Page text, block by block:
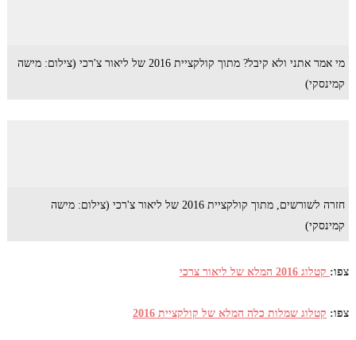
מי אמר אתני ולא קיבל? מתוך קולקציית 2016 של ליאור צ'רכי (צילום: מישה
קמינסקי)
חזרה לשורשים, מתוך קולקציית 2016 של ליאור צ'רכי (צילום: מישה
קמינסקי)
צפו: קטלוג 2016 המלא של ליאור צרכי
צפו: קטלוג שמלות כלה המלא של קולקציית 2016